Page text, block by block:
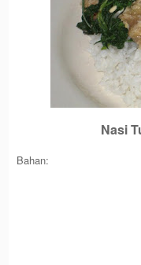
Nasi
Bahan: